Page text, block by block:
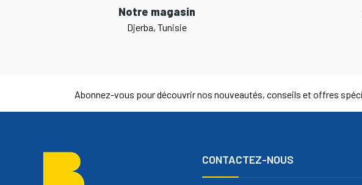
Notre magasin
Djerba, Tunisie
Abonnez-vous pour découvrir nos nouveautés, conseils et offres
CONTACTEZ-NOUS